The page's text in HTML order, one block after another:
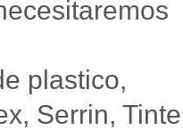
plastico,
Serrin,